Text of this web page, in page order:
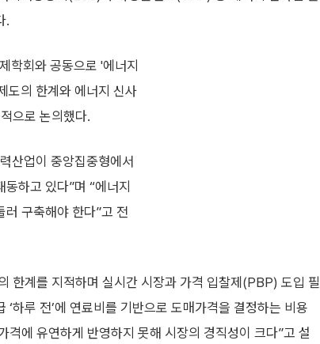
.
학회와 공동으로 '에너지
도의 한계와 에너지 신사
으로 논의했다.
산업이 중앙집중형에서
하고 있다”며 “에너지
구축해야 한다”고 전
한계를 지적하며 실시간 시장과 가격 입찰제(PBP) 도입 필
하루 전’에 연료비를 기반으로 도매가격을 결정하는 비용
에 유연하게 반영하지 못해 시장의 경직성이 크다”고 설